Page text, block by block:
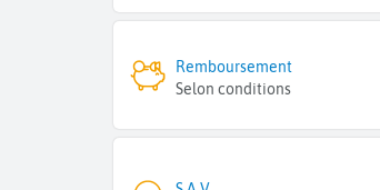
Remboursement
Selon conditions